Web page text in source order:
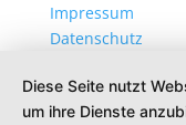
Impressum
Datenschutz
Diese Seite nutzt
um ihre Dienste